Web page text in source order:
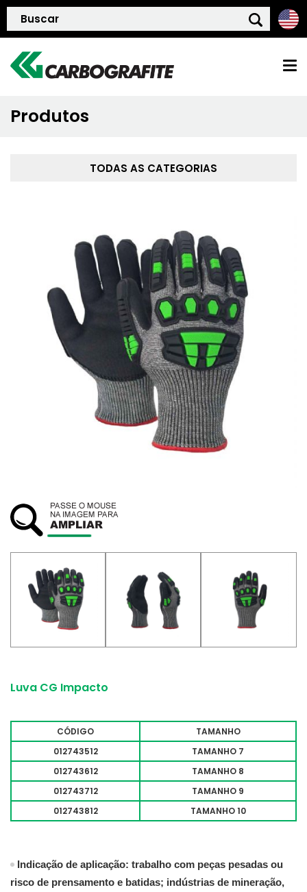
QUEM SOMOS
PRODUTOS
BLOG
SUSTENTABILIDADE
ATENDIMENTO
Produtos
TODAS AS CATEGORIAS
Luva CG Impacto
CÓDIGO
TAMANHO
012743512
TAMANHO 7
012743612
TAMANHO 8
012743712
TAMANHO 9
012743812
TAMANHO 10
Indicação de aplicação: trabalho com peças pesadas ou
risco de prensamento e batidas; indústrias de mineração,